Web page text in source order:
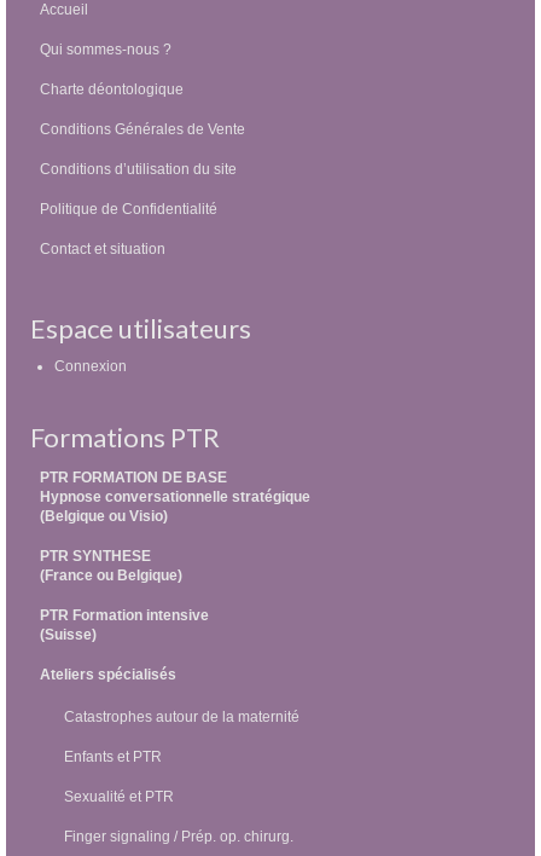
Accueil
Qui sommes-nous ?
Charte déontologique
Conditions Générales de Vente
Conditions d’utilisation du site
Politique de Confidentialité
Contact et situation
Espace utilisateurs
Connexion
Formations PTR
PTR FORMATION DE BASE
Hypnose conversationnelle stratégique
(Belgique ou Visio)
PTR SYNTHESE
(France ou Belgique)
PTR Formation intensive
(Suisse)
Ateliers spécialisés
Catastrophes autour de la maternité
Enfants et PTR
Sexualité et PTR
Finger signaling / Prép. op. chirurg.